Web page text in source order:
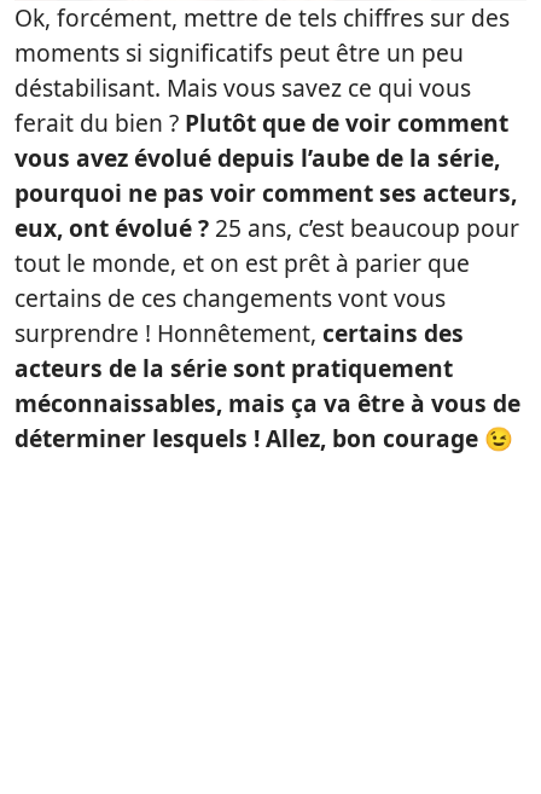
Ok, forcément, mettre de tels chiffres sur des
moments si significatifs peut être un peu
déstabilisant. Mais vous savez ce qui vous
ferait du bien ? Plutôt que de voir comment
vous avez évolué depuis l’aube de la série,
pourquoi ne pas voir comment ses acteurs,
eux, ont évolué ? 25 ans, c’est beaucoup pour
tout le monde, et on est prêt à parier que
certains de ces changements vont vous
surprendre ! Honnêtement, certains des
acteurs de la série sont pratiquement
méconnaissables, mais ça va être à vous de
déterminer lesquels ! Allez, bon courage 😉